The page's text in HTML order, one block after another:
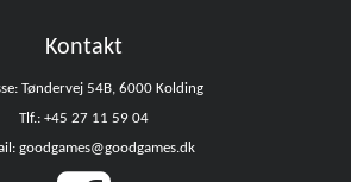
Kontakt
Tøndervej 54B, 6000 Kolding
Tlf.: +45 27 11 59 04
goodgames@goodgames.dk